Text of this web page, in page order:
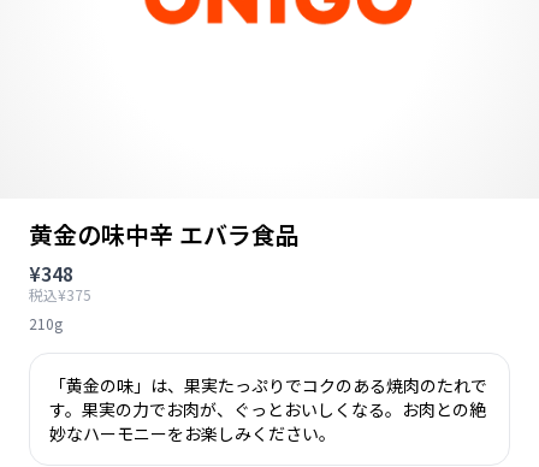
黄金の味中辛 エバラ食品
¥348
税込¥375
210g
「黄金の味」は、果実たっぷりでコクのある焼肉のたれで
す。果実の力でお肉が、ぐっとおいしくなる。お肉との絶
妙なハーモニーをお楽しみください。